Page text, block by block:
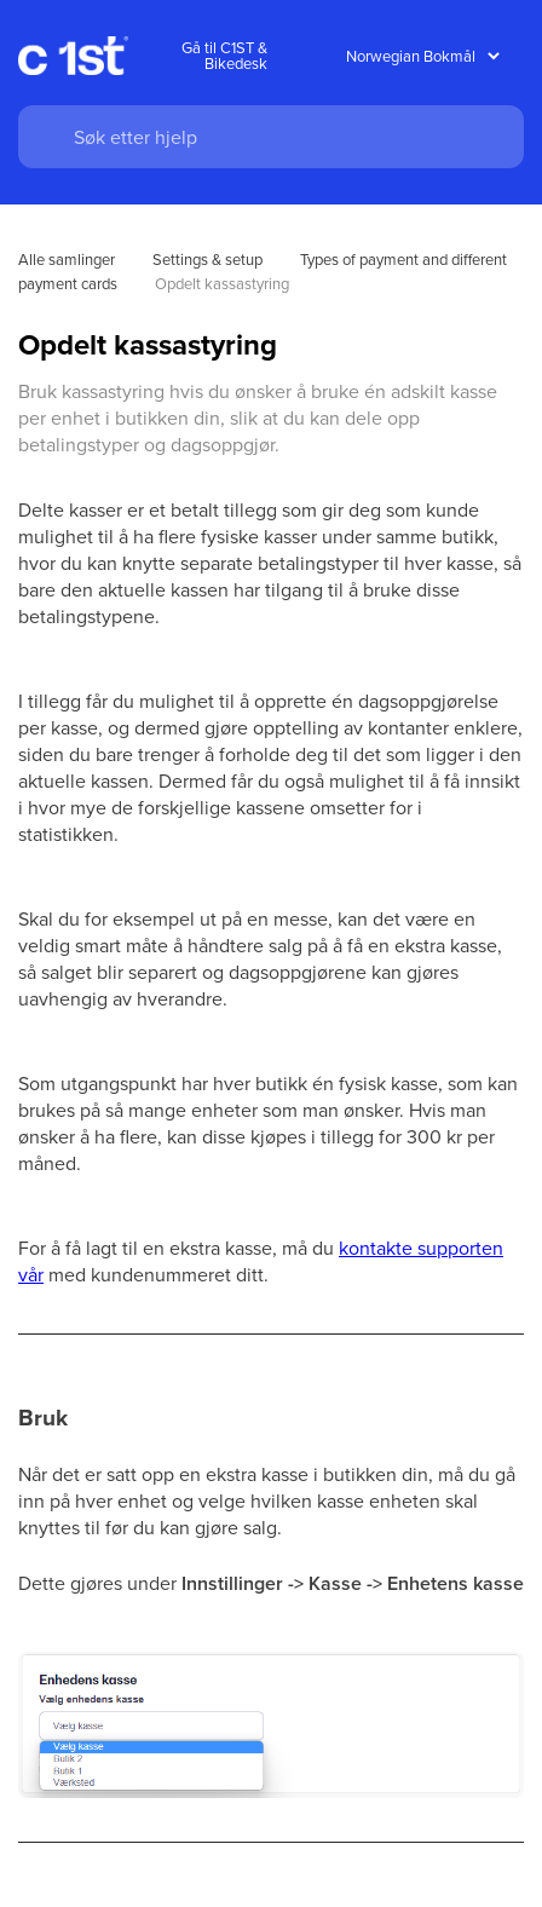
Gå til C1ST &
Bikedesk
Alle samlinger Settings & setup
Types of payment and different
payment cards
Opdelt kassastyring
Opdelt kassastyring
Bruk kassastyring hvis du ønsker å bruke én adskilt kasse
per enhet i butikken din, slik at du kan dele opp
betalingstyper og dagsoppgjør.
Delte kasser er et betalt tillegg som gir deg som kunde
mulighet til å ha flere fysiske kasser under samme butikk,
hvor du kan knytte separate betalingstyper til hver kasse, så
bare den aktuelle kassen har tilgang til å bruke disse
betalingstypene.
I tillegg får du mulighet til å opprette én dagsoppgjørelse
per kasse, og dermed gjøre opptelling av kontanter enklere,
siden du bare trenger å forholde deg til det som ligger i den
aktuelle kassen. Dermed får du også mulighet til å få innsikt
i hvor mye de forskjellige kassene omsetter for i
statistikken.
Skal du for eksempel ut på en messe, kan det være en
veldig smart måte å håndtere salg på å få en ekstra kasse,
så salget blir separert og dagsoppgjørene kan gjøres
uavhengig av hverandre.
Som utgangspunkt har hver butikk én fysisk kasse, som kan
brukes på så mange enheter som man ønsker. Hvis man
ønsker å ha flere, kan disse kjøpes i tillegg for 300 kr per
måned.
For å få lagt til en ekstra kasse, må du kontakte supporten
vår med kundenummeret ditt.
Bruk
Når det er satt opp en ekstra kasse i butikken din, må du gå
inn på hver enhet og velge hvilken kasse enheten skal
knyttes til før du kan gjøre salg.
Dette gjøres under Innstillinger -> Kasse -> Enhetens kasse